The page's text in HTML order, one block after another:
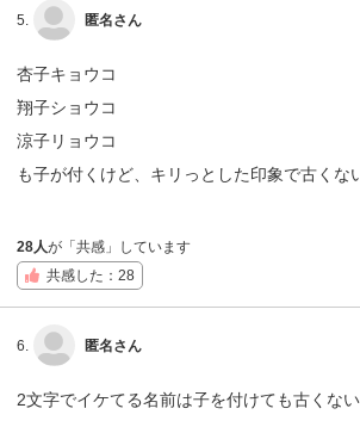
5. 匿名さん
杏子キョウコ
翔子ショウコ
涼子リョウコ
も子が付くけど、キリっとした印象で古くな
28人が「共感」しています
共感した：28
6. 匿名さん
2文字でイケてる名前は子を付けても古くな